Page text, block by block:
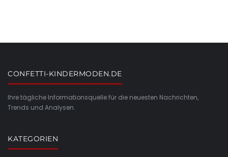
CONFETTI-KINDERMODEN.DE
Ihre tägliche Informationsquelle für die neuesten Nachrichten,
Trends und Analysen.
KATEGORIEN